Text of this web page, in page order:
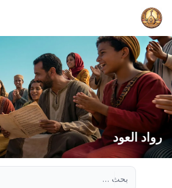
رواد العود